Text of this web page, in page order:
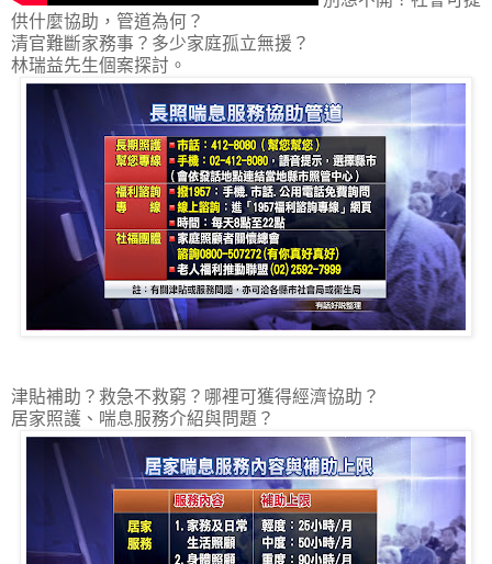
供什麼協助，管道為何？
清官難斷家務事？多少家庭孤立無援？
林瑞益先生個案探討。
津貼補助？救急不救窮？哪裡可獲得經濟協助？
居家照護、喘息服務介紹與問題？